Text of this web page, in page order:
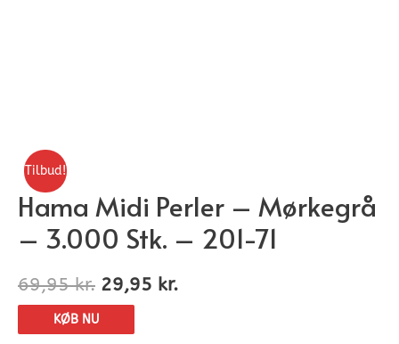
Tilbud!
Hama Midi Perler – Mørkegrå
– 3.000 Stk. – 201-71
69,95kr. 29,95 kr.
KØB NU